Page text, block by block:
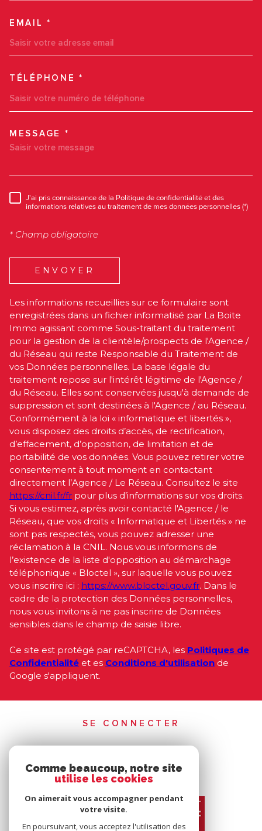
EMAIL *
TÉLÉPHONE *
MESSAGE *
RÈGLEMENTATION
J'ai pris connaissance de la Politique de confidentialité et des
informations relatives au traitement de mes données personnelles (*)
* Champ obligatoire
ENVOYER
Les informations recueillies sur ce formulaire sont
enregistrées dans un fichier informatisé par La Boite
Immo agissant comme Sous-traitant du traitement
pour la gestion de la clientèle/prospects de l'Agence /
du Réseau qui reste Responsable du Traitement de
vos Données personnelles. La base légale du
traitement repose sur l'intérêt légitime de l'Agence /
du Réseau. Elles sont conservées jusqu'à demande de
suppression et sont destinées à l'Agence / au Réseau.
Conformément à la loi « informatique et libertés »,
vous disposez des droits d’accès, de rectification,
d’effacement, d’opposition, de limitation et de
portabilité de vos données. Vous pouvez retirer votre
consentement à tout moment en contactant
directement l’Agence / Le Réseau. Consultez le site
https://cnil.fr/fr pour plus d’informations sur vos droits.
Si vous estimez, après avoir contacté l'Agence / le
Réseau, que vos droits « Informatique et Libertés » ne
sont pas respectés, vous pouvez adresser une
réclamation à la CNIL. Nous vous informons de
l’existence de la liste d'opposition au démarchage
téléphonique « Bloctel », sur laquelle vous pouvez
vous inscrire ici : https://www.bloctel.gouv.fr. Dans le
cadre de la protection des Données personnelles,
nous vous invitons à ne pas inscrire de Données
sensibles dans le champ de saisie libre.
Ce site est protégé par reCAPTCHA, les Politiques de
Confidentialité et es Conditions d'utilisation de
Google s'appliquent.
SE CONNECTER
Comme beaucoup, notre site
utilise les cookies
On aimerait vous accompagner pendant
votre visite.
En poursuivant, vous acceptez l'utilisation des